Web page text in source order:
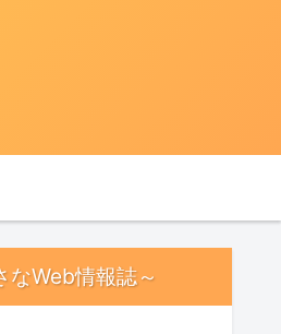
なWeb情報誌～